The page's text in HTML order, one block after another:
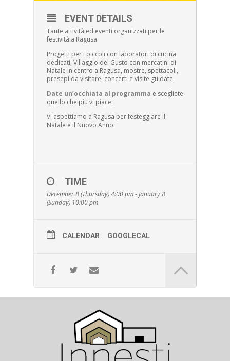
EVENT DETAILS
Tante attività ed eventi organizzati per le
festività a Ragusa.
Progetti per i piccoli con laboratori di cucina
dedicati, Villaggio del Gusto con mercatini di
Natale in centro a Ragusa, mostre, spettacoli,
presepi da visitare, concerti e visite guidate.
Date un’occhiata al programma e scegliete
quello che più vi piace.
Vi aspettiamo a Ragusa per festeggiare il
Natale e il Nuovo Anno.
TIME
December 8 (Thursday) 4:00 pm - January 8
(Sunday) 10:00 pm
CALENDAR GOOGLECAL